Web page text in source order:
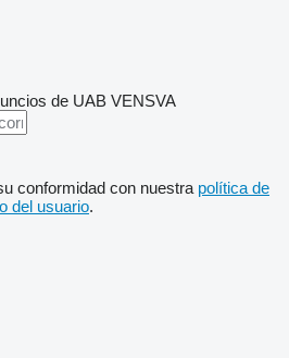
de UAB VENSVA
conformidad con nuestra política de
del usuario.